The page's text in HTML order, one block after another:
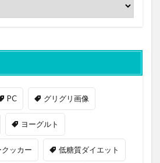
PC グリグリ画像
ヨーグルト
ッカー 低糖質ダイエット